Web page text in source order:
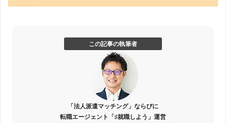
この記事の執筆者
「法人派遣マッチング」ならびに
転職エージェント「♯就職しよう」運営